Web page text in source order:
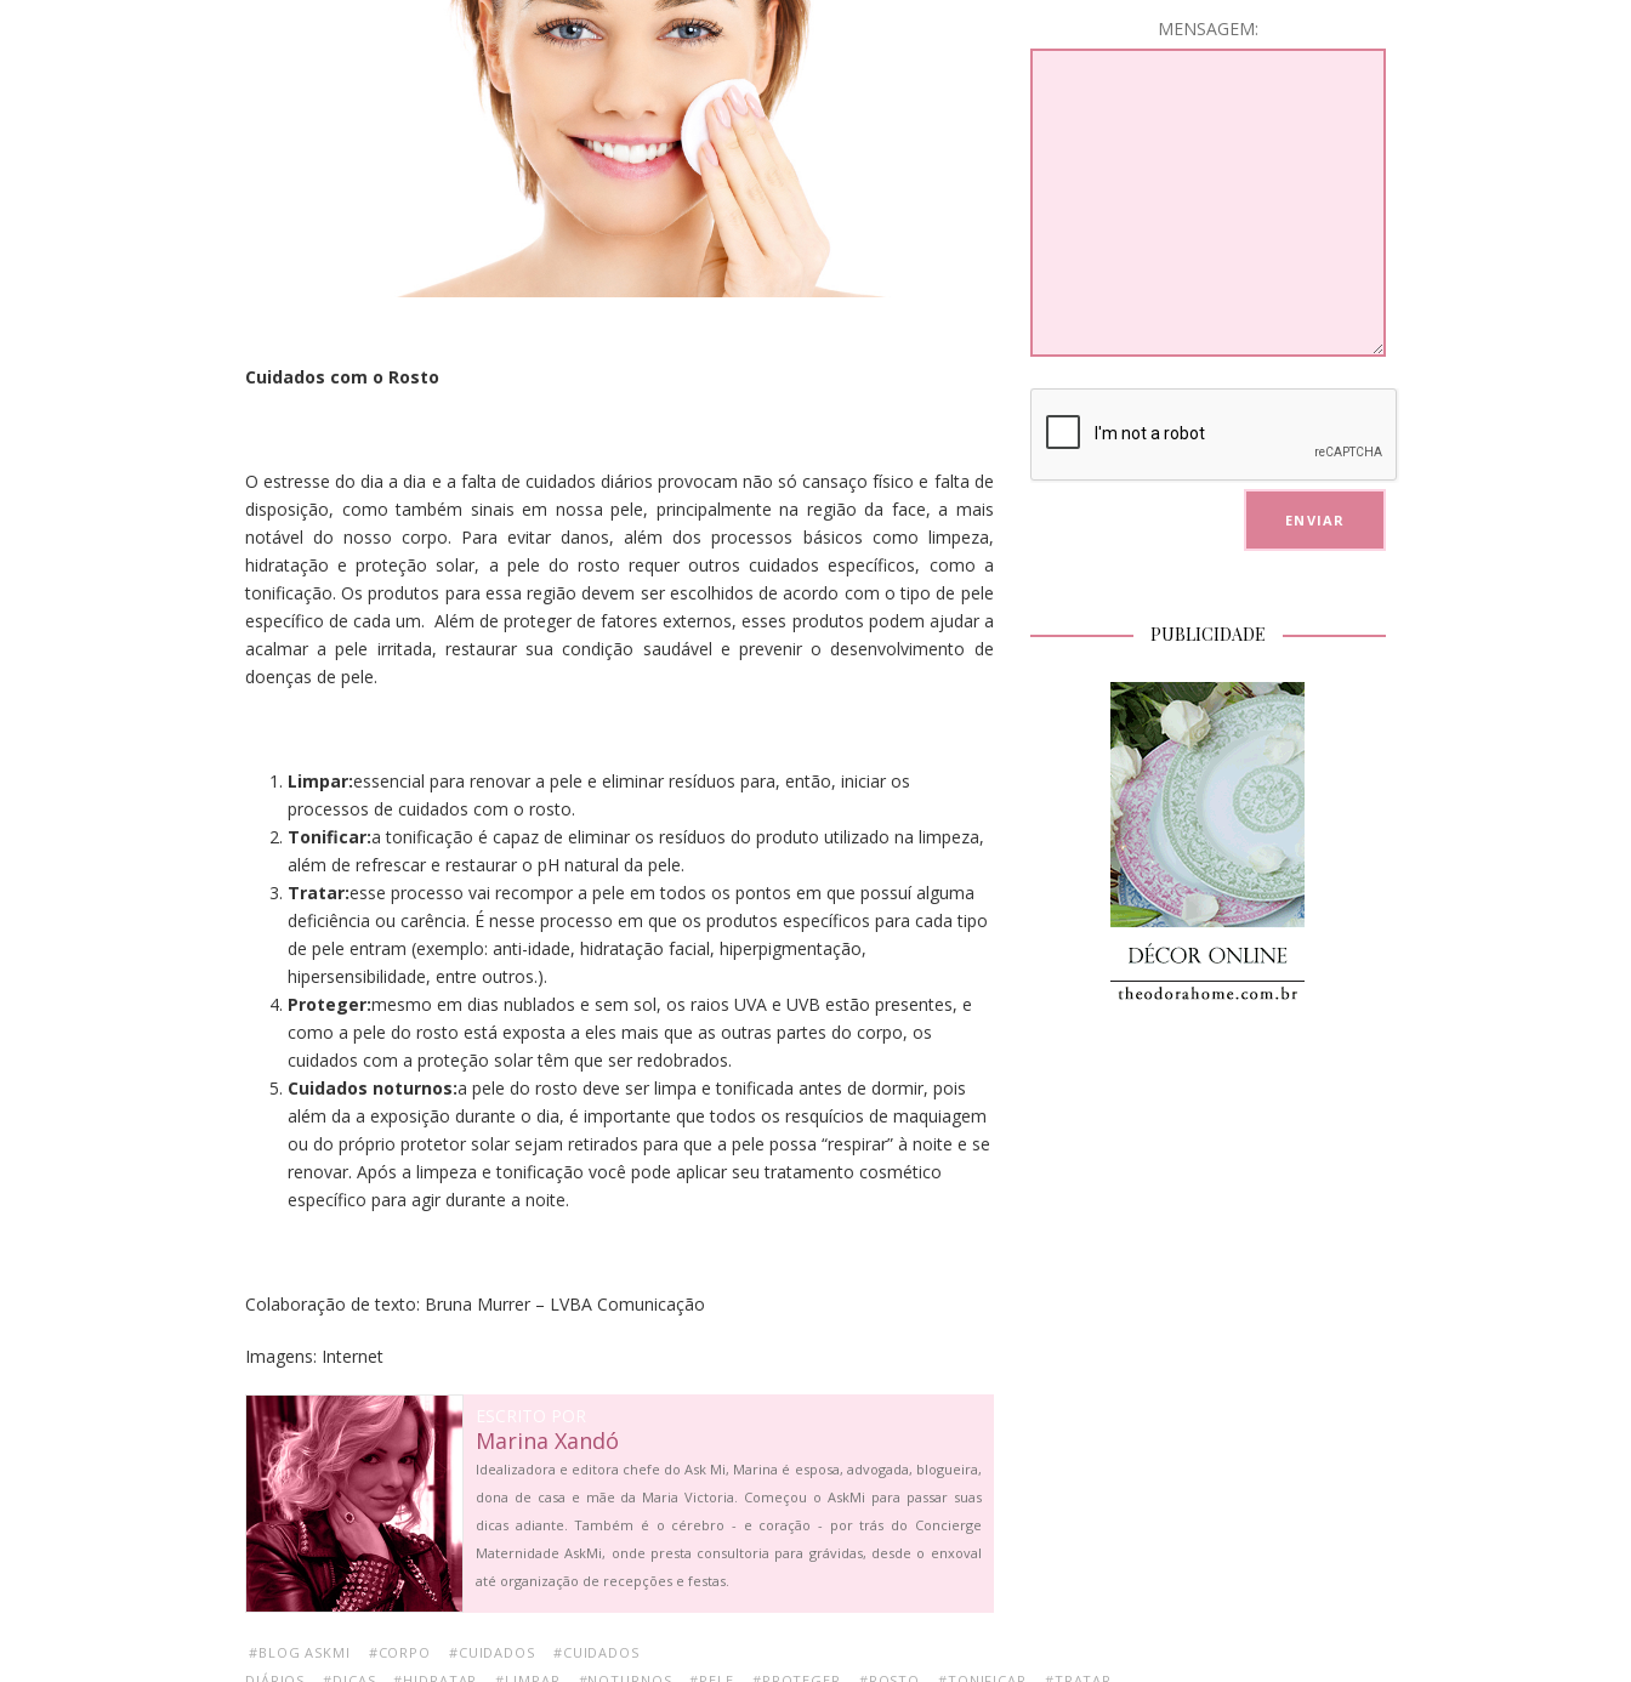
Cuidados com o Rosto
O estresse do dia a dia e a falta de cuidados diários provocam não só cansaço físico e falta de
disposição, como também sinais em nossa pele, principalmente na região da face, a mais
notável do nosso corpo. Para evitar danos, além dos processos básicos como limpeza,
hidratação e proteção solar, a pele do rosto requer outros cuidados específicos, como a
tonificação. Os produtos para essa região devem ser escolhidos de acordo com o tipo de pele
específico de cada um. Além de proteger de fatores externos, esses produtos podem ajudar a
acalmar a pele irritada, restaurar sua condição saudável e prevenir o desenvolvimento de
doenças de pele.
Limpar:essencial para renovar a pele e eliminar resíduos para, então, iniciar os
processos de cuidados com o rosto.
Tonificar:a tonificação é capaz de eliminar os resíduos do produto utilizado na limpeza,
além de refrescar e restaurar o pH natural da pele.
Tratar:esse processo vai recompor a pele em todos os pontos em que possuí alguma
deficiência ou carência. É nesse processo em que os produtos específicos para cada tipo
de pele entram (exemplo: anti-idade, hidratação facial, hiperpigmentação,
hipersensibilidade, entre outros.).
Proteger:mesmo em dias nublados e sem sol, os raios UVA e UVB estão presentes, e
como a pele do rosto está exposta a eles mais que as outras partes do corpo, os
cuidados com a proteção solar têm que ser redobrados.
Cuidados noturnos:a pele do rosto deve ser limpa e tonificada antes de dormir, pois
além da a exposição durante o dia, é importante que todos os resquícios de maquiagem
ou do próprio protetor solar sejam retirados para que a pele possa “respirar” à noite e se
renovar. Após a limpeza e tonificação você pode aplicar seu tratamento cosmético
específico para agir durante a noite.
Colaboração de texto: Bruna Murrer – LVBA Comunicação
Imagens: Internet
ESCRITO POR
Marina Xandó
Idealizadora e editora chefe do Ask Mi, Marina é esposa, advogada, blogueira,
dona de casa e mãe da Maria Victoria. Começou o AskMi para passar suas
dicas adiante. Também é o cérebro - e coração - por trás do Concierge
Maternidade AskMi, onde presta consultoria para grávidas, desde o enxoval
até organização de recepções e festas.
#BLOG ASKMI #CORPO #CUIDADOS
#CUIDADOS
MENSAGEM:
PUBLICIDADE